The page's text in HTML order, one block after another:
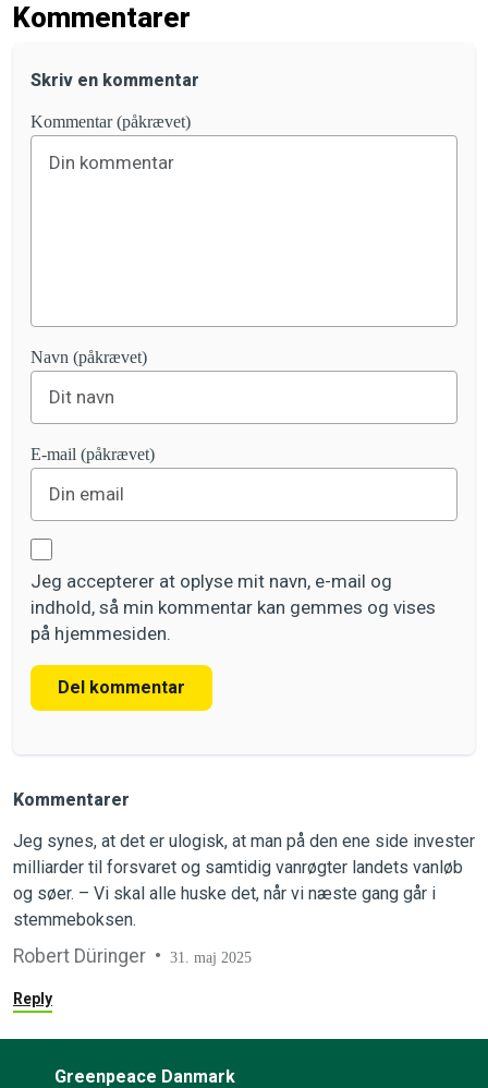
Kommentarer
Skriv en kommentar
Kommentar (påkrævet)
Navn (påkrævet)
E-mail (påkrævet)
Jeg accepterer at oplyse mit navn, e-mail og
indhold, så min kommentar kan gemmes og vises
på hjemmesiden.
Del kommentar
Kommentarer
Jeg synes, at det er ulogisk, at man på den ene side invester
milliarder til forsvaret og samtidig vanrøgter landets vanløb
og søer. – Vi skal alle huske det, når vi næste gang går i
stemmeboksen.
Robert Düringer 31. maj 2025
Reply
Greenpeace Danmark